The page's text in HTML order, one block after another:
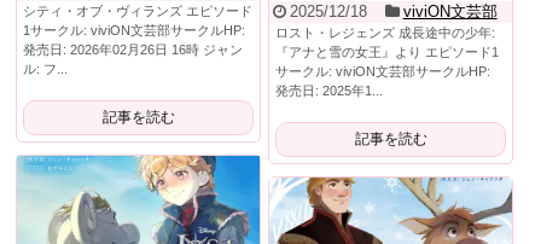
シティ・オブ・ヴィランズ エピソード
1サークル: viviON文芸部サークルHP:
発売日: 2026年02月26日 16時 ジャン
ル: フ...
記事を読む
2025/12/18 viviON文芸部
ロスト・レジェンズ 成長途中の少年:
『アナと雪の女王』より エピソード1
サークル: viviON文芸部サークルHP:
発売日: 2025年1...
記事を読む